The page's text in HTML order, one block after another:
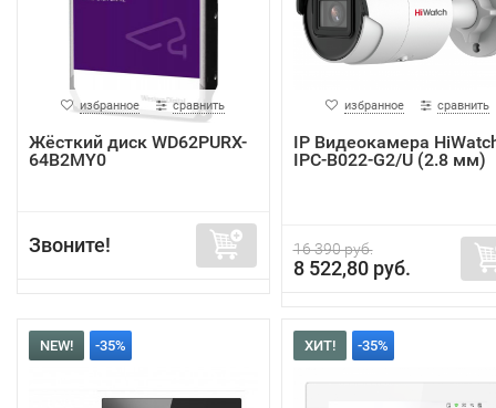
избранное сравнить
Жёсткий диск WD62PURX-
64B2MY0
Звоните!
избранное сравнить
IP Видеокамера
IPC-B022-G2/U (2.8 мм)
16 390 руб.
8 522,80 руб.
NEW! -35% ХИТ! -35%